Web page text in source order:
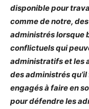
disponible pour
comme de notre,
administrés lorsque
conflictuels qui
administratifs et les
des administrés
engagés à faire en
pour défendre les